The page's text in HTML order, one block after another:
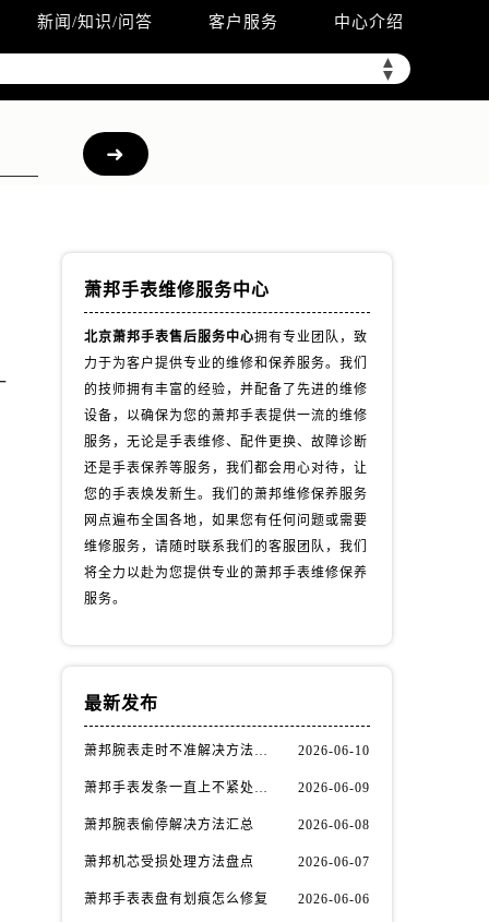
新闻/知识/问答 客户服务 中心介绍
▲
▼
萧邦手表维修服务中心
北京萧邦手表售后服务中心拥有专业团队，致
力于为客户提供专业的维修和保养服务。我们
的技师拥有丰富的经验，并配备了先进的维修
设备，以确保为您的萧邦手表提供一流的维修
服务，无论是手表维修、配件更换、故障诊断
还是手表保养等服务，我们都会用心对待，让
您的手表焕发新生。我们的萧邦维修保养服务
网点遍布全国各地，如果您有任何问题或需要
维修服务，请随时联系我们的客服团队，我们
将全力以赴为您提供专业的萧邦手表维修保养
服务。
最新发布
萧邦腕表走时不准解决方法汇总 2026-06-10
萧邦手表发条一直上不紧处理办法推荐 2026-06-09
萧邦腕表偷停解决方法汇总 2026-06-08
萧邦机芯受损处理方法盘点 2026-06-07
萧邦手表表盘有划痕怎么修复 2026-06-06